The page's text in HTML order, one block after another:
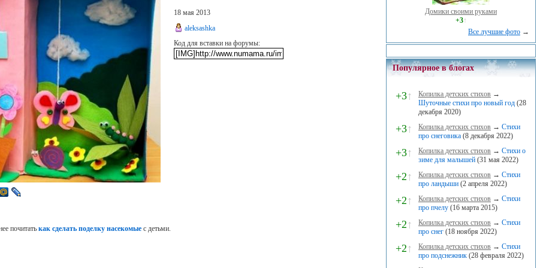
18 мая 2013
aleksashka
Код для вставки на форумы:
почитатькак сделать поделку насекомые с детьми.
Домики своими руками
+3↑
Все лучшие фото →
Популярное в блогах
+3↑ Копилка детских стихов →
Шуточные стихи про новый год (28
декабря 2020)
+3↑ Копилка детских стихов → Стихи
про снеговика (8 декабря 2022)
+3↑ Копилка детских стихов → Стихи о
зиме для малышей (31 мая 2022)
+2↑ Копилка детских стихов → Стихи
про ландыши (2 апреля 2022)
+2↑ Копилка детских стихов → Стихи
про пчелу (16 марта 2015)
+2↑ Копилка детских стихов → Стихи
про снег (18 ноября 2022)
+2↑ Копилка детских стихов → Стихи
про подснежник (28 февраля 2022)